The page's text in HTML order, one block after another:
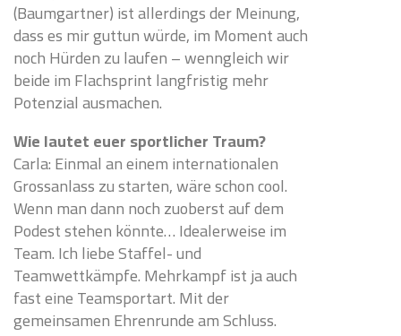
(Baumgartner) ist allerdings der Meinung,
dass es mir guttun würde, im Moment auch
noch Hürden zu laufen – wenngleich wir
beide im Flachsprint langfristig mehr
Potenzial ausmachen.
Wie lautet euer sportlicher Traum?
Carla: Einmal an einem internationalen
Grossanlass zu starten, wäre schon cool.
Wenn man dann noch zuoberst auf dem
Podest stehen könnte… Idealerweise im
Team. Ich liebe Staffel- und
Teamwettkämpfe. Mehrkampf ist ja auch
fast eine Teamsportart. Mit der
gemeinsamen Ehrenrunde am Schluss.